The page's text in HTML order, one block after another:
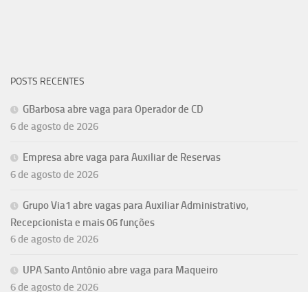
POSTS RECENTES
GBarbosa abre vaga para Operador de CD
6 de agosto de 2026
Empresa abre vaga para Auxiliar de Reservas
6 de agosto de 2026
Grupo Via1 abre vagas para Auxiliar Administrativo,
Recepcionista e mais 06 funções
6 de agosto de 2026
UPA Santo Antônio abre vaga para Maqueiro
6 de agosto de 2026